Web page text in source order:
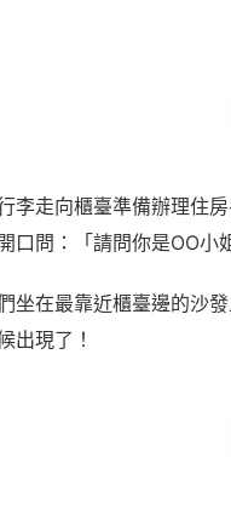
李走向櫃臺準備辦理住
口問：「請問你是OO
坐在最靠近櫃臺邊的沙
出現了！